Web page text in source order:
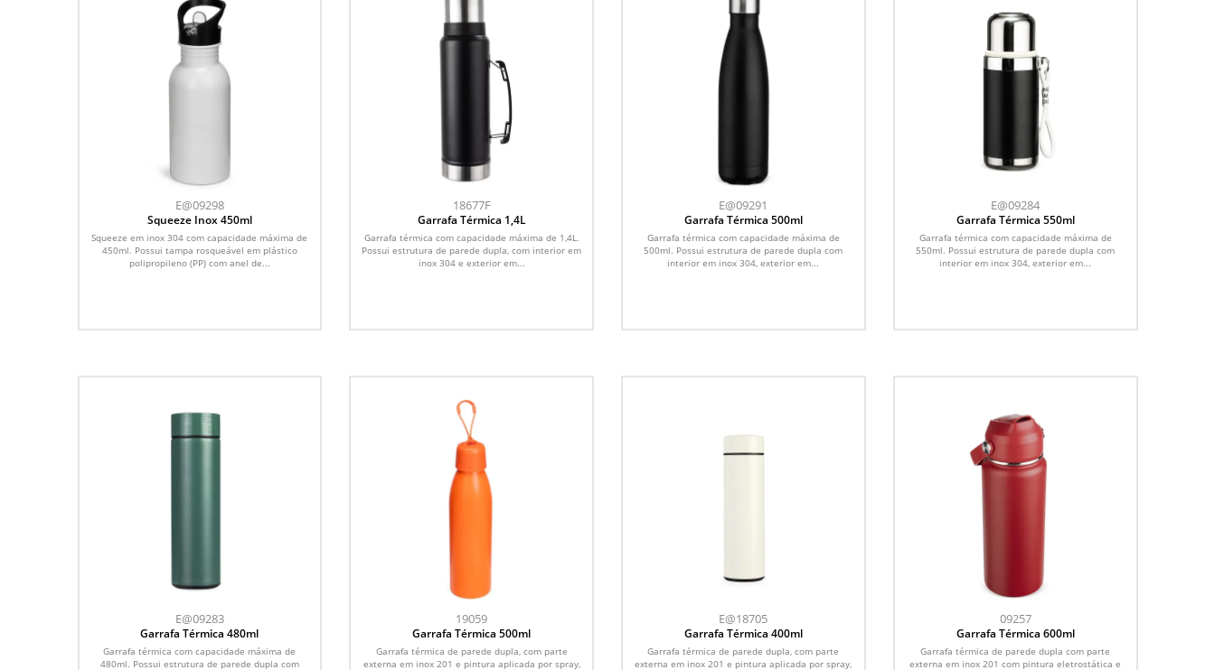
E@09298
Squeeze Inox 450ml
Squeeze em inox 304 com capacidade máxima de
450ml. Possui tampa rosqueável em plástico
polipropileno (PP) com anel de...
18677F
Garrafa Térmica 1,4L
Garrafa térmica com capacidade máxima de 1,4L.
Possui estrutura de parede dupla, com interior em
inox 304 e exterior em...
E@09291
Garrafa Térmica 500ml
Garrafa térmica com capacidade máxima de
500ml. Possui estrutura de parede dupla com
interior em inox 304, exterior em...
E@09284
Garrafa Térmica 550ml
Garrafa térmica com capacidade máxima de
550ml. Possui estrutura de parede dupla com
interior em inox 304, exterior em...
E@09283
Garrafa Térmica 480ml
Garrafa térmica com capacidade máxima de
480ml. Possui estrutura de parede dupla com
19059
Garrafa Térmica 500ml
Garrafa térmica de parede dupla, com parte
externa em inox 201 e pintura aplicada por spray,
E@18705
Garrafa Térmica 400ml
Garrafa térmica de parede dupla, com parte
externa em inox 201 e pintura aplicada por spray,
09257
Garrafa Térmica 600ml
Garrafa térmica de parede dupla com parte
externa em inox 201 com pintura eletrostática e